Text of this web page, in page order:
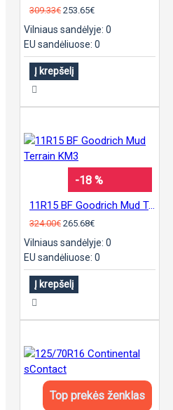
309.33€ 253.65€
Vilniaus sandėlyje: 0
EU sandėliuose: 0
Į krepšelį
-18 %
11R15 BF Goodrich Mud Terrain KM3
324.00€ 265.68€
Vilniaus sandėlyje: 0
EU sandėliuose: 0
Į krepšelį
Top prekės ženklas